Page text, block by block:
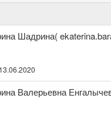
Шадрина(
13.06.2020
Валерьевна